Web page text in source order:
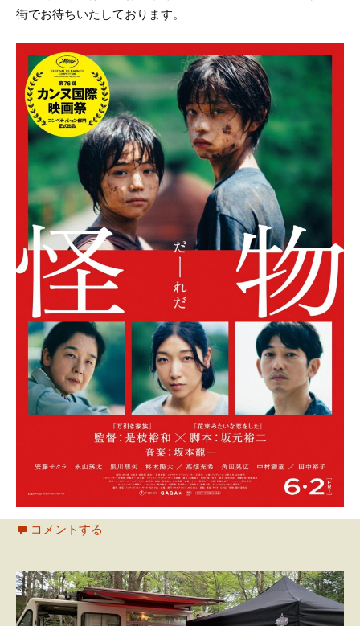
街でお待ちいたしております。
コメントする